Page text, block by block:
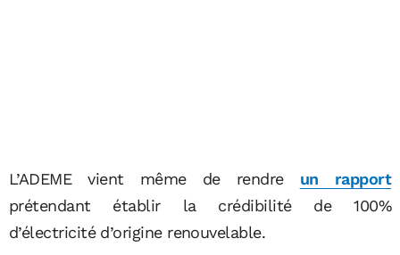
L’ADEME vient même de rendre un rapport
prétendant établir la crédibilité de 100%
d’électricité d’origine renouvelable.